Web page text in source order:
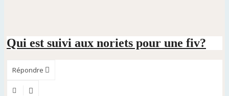
Qui est suivi aux noriets pour une fiv?
Répondre